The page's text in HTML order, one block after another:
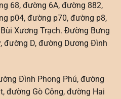
68, đường 6A, đường 882,
p04, đường p70, đường p8,
Xương Trạch. Đường Bưng
đường D, đường Dương Đình
Đình Phong Phú, đường
đường Gò Công, đường Hai